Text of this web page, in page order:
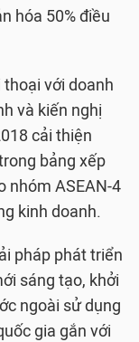
hóa 50% điều
với doanh
và kiến nghị
cải thiện
bảng xếp
nhóm ASEAN-4
kinh doanh.
pháp phát triển
sáng tạo, khởi
ngoài sử dụng
gia gắn với